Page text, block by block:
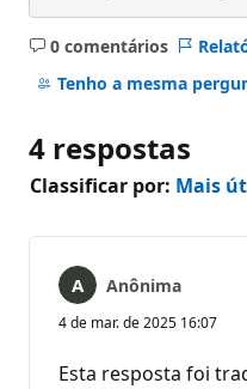
0 comentários
Sem
comentários
Tenho a mesma
4 respostas
Classificar por: Mais
Anônima
4 de mar. de 2025 16:07
Esta resposta foi